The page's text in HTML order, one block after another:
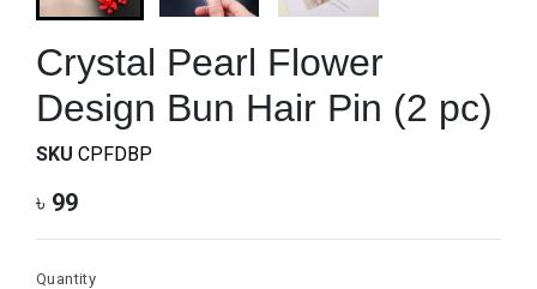
Crystal Pearl Flower
Design Bun Hair Pin (2 pc)
SKU CPFDBP
৳ 99
Quantity